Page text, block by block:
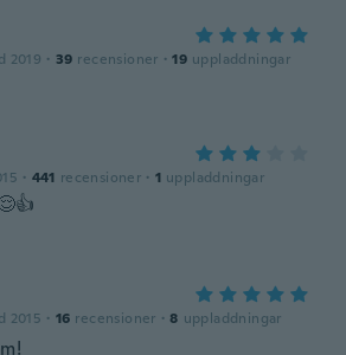
2019 · 39 recensioner · 19 uppladdningar
· 441 recensioner · 1 uppladdningar
2015 · 16 recensioner · 8 uppladdningar